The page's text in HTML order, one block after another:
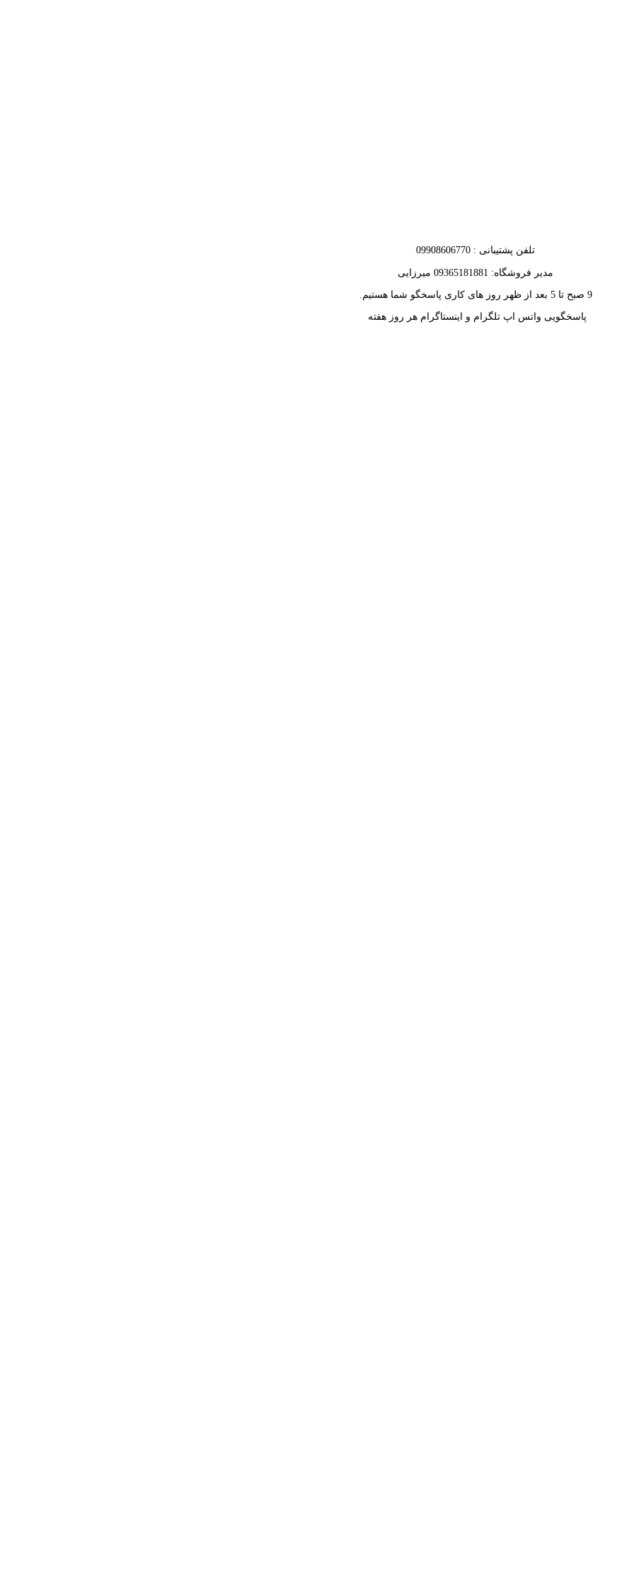
تلفن پشتیبانی : 09908606770
مدیر فروشگاه: 09365181881 میرزایی
9 صبح تا 5 بعد از ظهر روز های کاری پاسخگو شما هستیم.
پاسخگویی واتس اپ تلگرام و اینستاگرام هر روز هفته